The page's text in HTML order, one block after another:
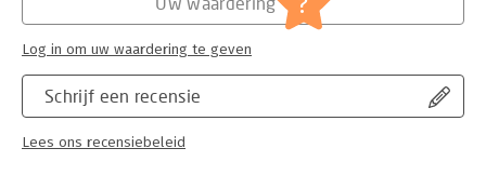
Schrijf een recensie
Lees ons recensiebeleid
Log in om uw waardering te geven